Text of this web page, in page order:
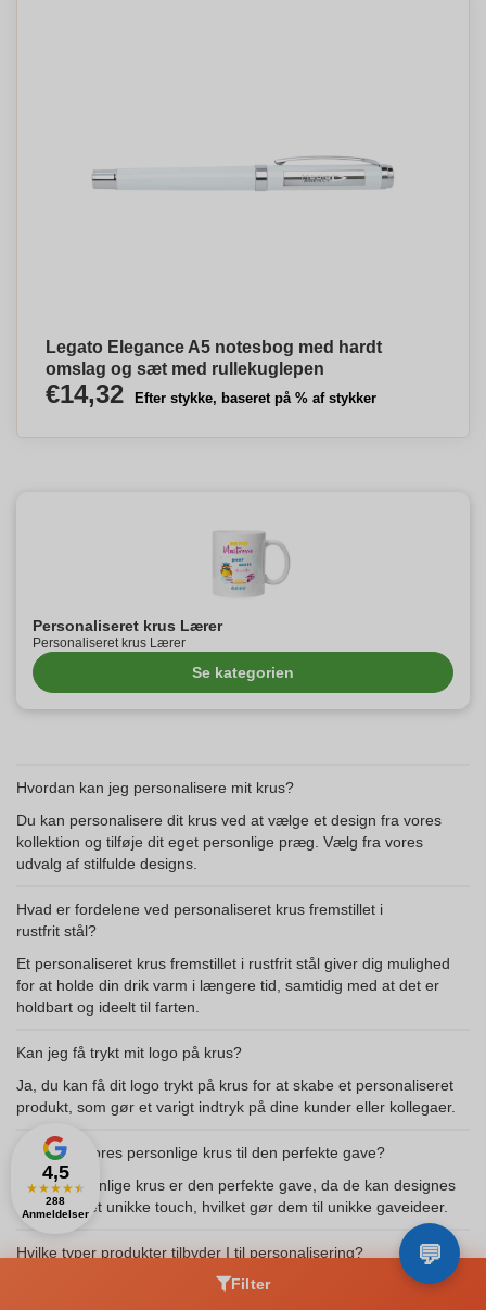
Legato Elegance A5 notesbog med hardt
omslag og sæt med rullekuglepen
€14,32 Efter stykke, baseret på % af stykker
Personaliseret krus Lærer
Personaliseret krus Lærer
Se kategorien
Hvordan kan jeg personalisere mit krus?
Du kan personalisere dit krus ved at vælge et design fra vores
kollektion og tilføje dit eget personlige præg. Vælg fra vores
udvalg af stilfulde designs.
Hvad er fordelene ved personaliseret krus fremstillet i
rustfrit stål?
Et personaliseret krus fremstillet i rustfrit stål giver dig mulighed
for at holde din drik varm i længere tid, samtidig med at det er
holdbart og ideelt til farten.
Kan jeg få trykt mit logo på krus?
Ja, du kan få dit logo trykt på krus for at skabe et personaliseret
produkt, som gør et varigt indtryk på dine kunder eller kollegaer.
Hvad gør vores personlige krus til den perfekte gave?
Vores personlige krus er den perfekte gave, da de kan designes
med dit eget unikke touch, hvilket gør dem til unikke gaveideer.
Hvilke typer produkter tilbyder I til personalisering?
Vi tilbyder en række produkter til personalisering, herunder krus,
Filter
4,5
★★★★★
288
Anmeldelser